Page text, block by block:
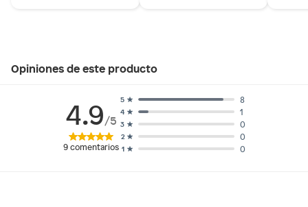
Opiniones de este producto
4.9/5
9 comentarios 1 0
2 0
3 0
4 1
5 8